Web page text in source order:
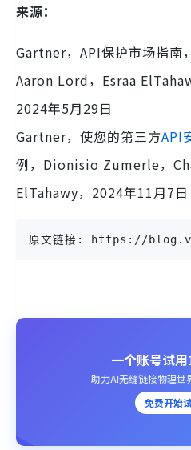
来源：
Gartner，API保护市场指南
Aaron Lord，Esraa
2024年5月29日
Gartner，使您的第三方API
例，Dionisio Zumerle，
ElTahawy，2024年11月7日
原文链接: https://
一个账号试
助力AI无缝链接物理
免费开始